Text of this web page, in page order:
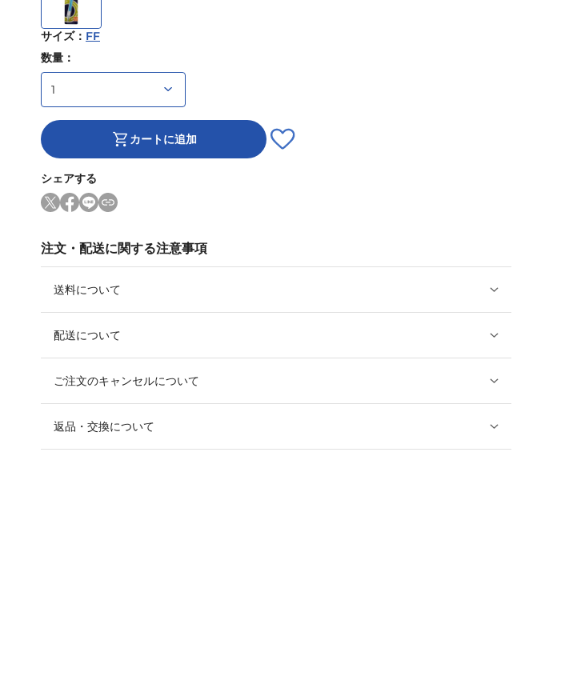
サイズ： FF
数量：
カートに追加
シェアする
注文・配送に関する注意事項
送料について
配送について
ご注文のキャンセルについて
返品・交換について